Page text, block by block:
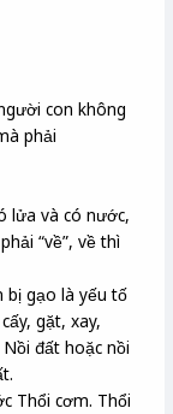
con không
phải
lửa và có nước,
“về”, về thì
bị gạo là yếu tố
gặt, xay,
đất hoặc nồi
Thổi cơm. Thổi